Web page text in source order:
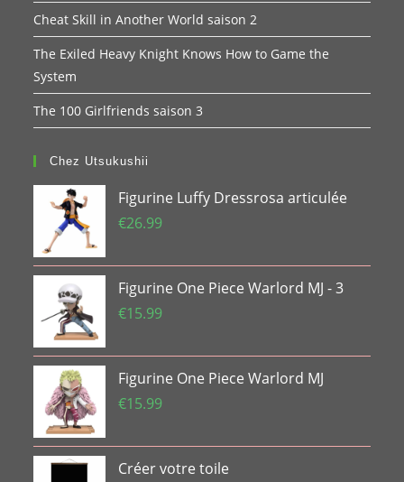
Cheat Skill in Another World saison 2
The Exiled Heavy Knight Knows How to Game the
System
The 100 Girlfriends saison 3
Chez Utsukushii
Figurine Luffy Dressrosa articulée
€26.99
Figurine One Piece Warlord MJ - 3
€15.99
Figurine One Piece Warlord MJ
€15.99
Créer votre toile